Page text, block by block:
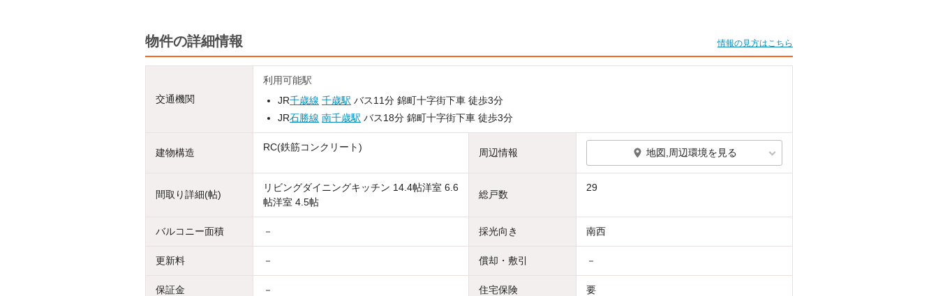
物件の詳細情報 情報の見方はこちら
交通機関
利用可能駅
JR千歳線 千歳駅 バス11分 錦町十字街下車 徒歩3分
JR石勝線 南千歳駅 バス18分 錦町十字街下車 徒歩3分
建物構造 RC(鉄筋コンクリート) 周辺情報 地図,周辺環境を見る
間取り詳細(帖)
リビングダイニングキッチン 14.4帖洋室 6.6
帖洋室 4.5帖
総戸数
29
バルコニー面積 － 採光向き 南西
更新料 － 償却・敷引 －
保証金 － 住宅保険 要